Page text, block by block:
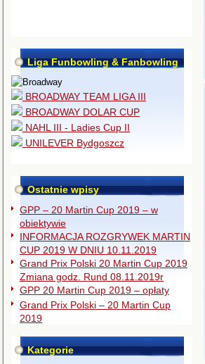
Liga Funbowling & Fanbowling
BROADWAY TEAM LIGA III
BROADWAY DOLAR CUP
NAHL III - Ladies Cup II
UNILEVER Bydgoszcz
Ostatnie wpisy
GPP – 20 Martin Cup 2019 – w
obiektywie
INFORMACJA ROZGRYWEK MARTIN
CUP 2019 W DNIU 10.11.2019
Grand Prix Polski 20 Martin Cup 2019
Zmiana godz. Rund 08.11.2019r
GPP 20 Martin Cup 2019 – opłaty
Grand Prix Polski – 20 Martin Cup
2019
Kategorie